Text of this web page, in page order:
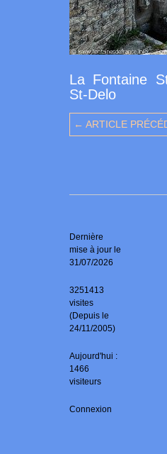
La Fontaine
St-Delo
← ARTICLE
Dernière
mise à jour le
31/07/2026
3251413
visites
(Depuis le
24/11/2005)
Aujourd'hui :
1466
visiteurs
Connexion